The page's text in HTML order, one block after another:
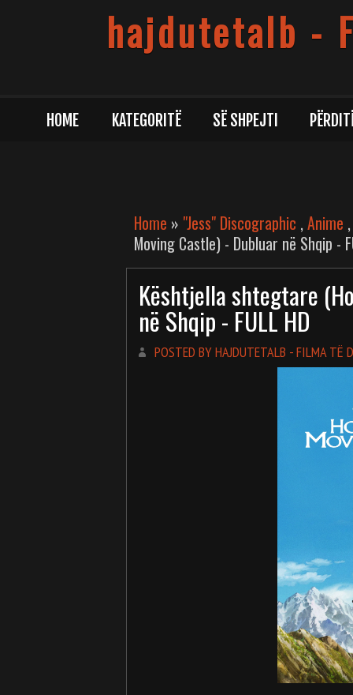
hajdutetalb -
HOME KATEGORITË SË SHPEJTI
Home » "Jess" Discographic , Anime
Moving Castle) - Dubluar në Shqip -
Kështjella shtegtare
në Shqip - FULL HD
POSTED BY HAJDUTETALB - FILMA TË